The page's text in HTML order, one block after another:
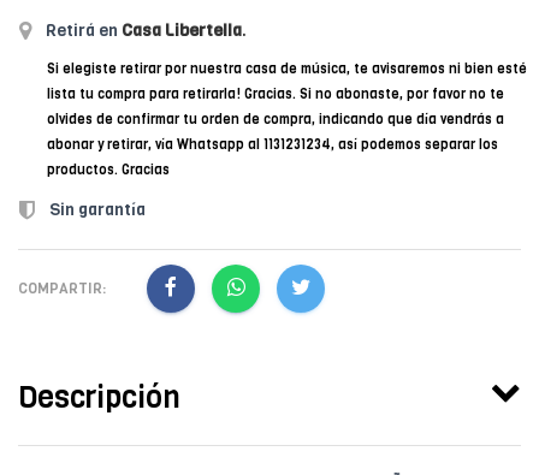
Retirá en Casa Libertella.
Si elegiste retirar por nuestra casa de música, te avisaremos ni bien esté
lista tu compra para retirarla! Gracias. Si no abonaste, por favor no te
olvides de confirmar tu orden de compra, indicando que día vendrás a
abonar y retirar, vía Whatsapp al 1131231234, así podemos separar los
productos. Gracias
Sin garantía
COMPARTIR:
Descripción